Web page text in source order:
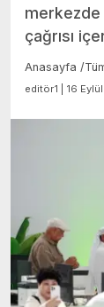
merkezde
çağrısı
Anasayfa /
editör1 | 16